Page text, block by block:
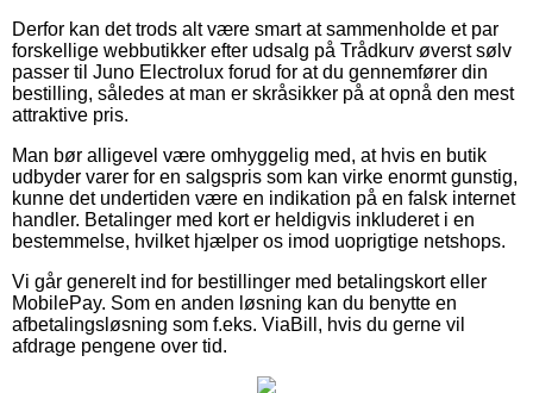
Derfor kan det trods alt være smart at sammenholde et par
forskellige webbutikker efter udsalg på Trådkurv øverst sølv
passer til Juno Electrolux forud for at du gennemfører din
bestilling, således at man er skråsikker på at opnå den mest
attraktive pris.
Man bør alligevel være omhyggelig med, at hvis en butik
udbyder varer for en salgspris som kan virke enormt gunstig,
kunne det undertiden være en indikation på en falsk internet
handler. Betalinger med kort er heldigvis inkluderet i en
bestemmelse, hvilket hjælper os imod uoprigtige netshops.
Vi går generelt ind for bestillinger med betalingskort eller
MobilePay. Som en anden løsning kan du benytte en
afbetalingsløsning som f.eks. ViaBill, hvis du gerne vil
afdrage pengene over tid.